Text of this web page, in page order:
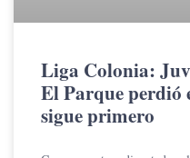
Liga Colonia:
El Parque perdió
sigue primero